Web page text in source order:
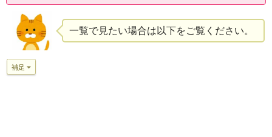
一覧で見たい場合は以下をご覧ください。
補足